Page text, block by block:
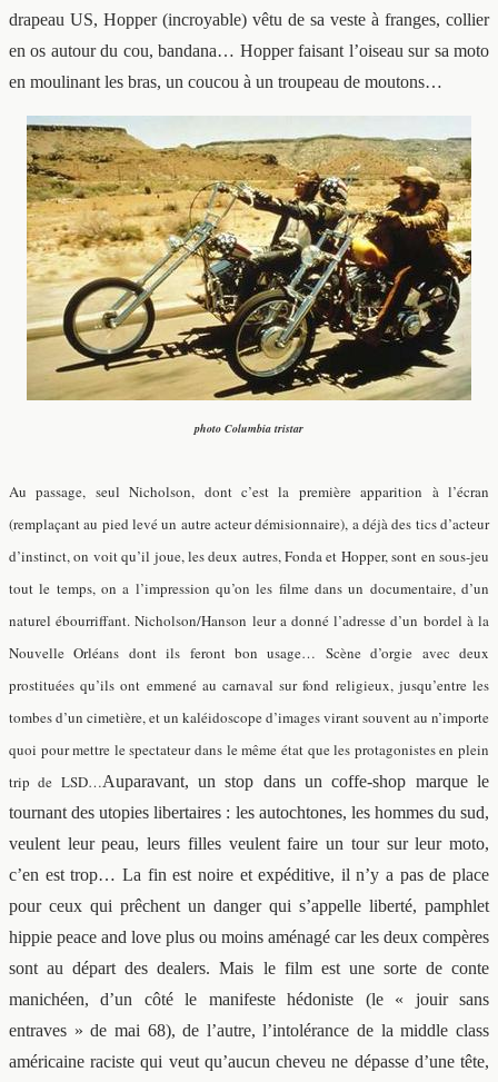
drapeau US, Hopper (incroyable) vêtu de sa veste à franges, collier
en os autour du cou, bandana… Hopper faisant l’oiseau sur sa moto
en moulinant les bras, un coucou à un troupeau de moutons…
photo Columbia tristar
Au passage, seul Nicholson, dont c’est la première apparition à l’écran
(remplaçant au pied levé un autre acteur démisionnaire), a déjà des tics d’acteur
d’instinct, on voit qu’il joue, les deux autres, Fonda et Hopper, sont en sous-jeu
tout le temps, on a l’impression qu’on les filme dans un documentaire, d’un
naturel ébourriffant. Nicholson/Hanson leur a donné l’adresse d’un bordel à la
Nouvelle Orléans dont ils feront bon usage… Scène d’orgie avec deux
prostituées qu’ils ont emmené au carnaval sur fond religieux, jusqu’entre les
tombes d’un cimetière, et un kaléidoscope d’images virant souvent au n’importe
quoi pour mettre le spectateur dans le même état que les protagonistes en plein
trip de LSD…Auparavant, un stop dans un coffe-shop marque le
tournant des utopies libertaires : les autochtones, les hommes du sud,
veulent leur peau, leurs filles veulent faire un tour sur leur moto,
c’en est trop… La fin est noire et expéditive, il n’y a pas de place
pour ceux qui prêchent un danger qui s’appelle liberté, pamphlet
hippie peace and love plus ou moins aménagé car les deux compères
sont au départ des dealers. Mais le film est une sorte de conte
manichéen, d’un côté le manifeste hédoniste (le « jouir sans
entraves » de mai 68), de l’autre, l’intolérance de la middle class
américaine raciste qui veut qu’aucun cheveu ne dépasse d’une tête,